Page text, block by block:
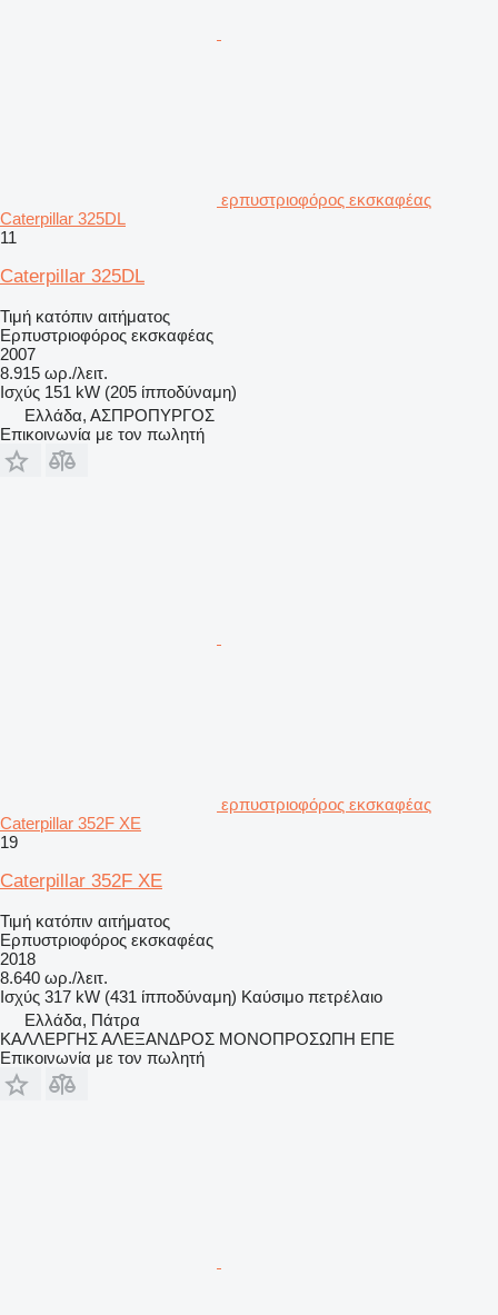
ερπυστριοφόρος εκσκαφέας
Caterpillar 325DL
11
Caterpillar 325DL
Τιμή κατόπιν αιτήματος
Ερπυστριοφόρος εκσκαφέας
2007
8.915 ωρ./λειτ.
Ισχύς 151 kW (205 ίπποδύναμη)
Ελλάδα, ΑΣΠΡΟΠΥΡΓΟΣ
Επικοινωνία με τον πωλητή
ερπυστριοφόρος εκσκαφέας
Caterpillar 352F XE
19
Caterpillar 352F XE
Τιμή κατόπιν αιτήματος
Ερπυστριοφόρος εκσκαφέας
2018
8.640 ωρ./λειτ.
Ισχύς 317 kW (431 ίπποδύναμη) Καύσιμο πετρέλαιο
Ελλάδα, Πάτρα
ΚΑΛΛΕΡΓΗΣ ΑΛΕΞΑΝΔΡΟΣ ΜΟΝΟΠΡΟΣΩΠΗ ΕΠΕ
Επικοινωνία με τον πωλητή